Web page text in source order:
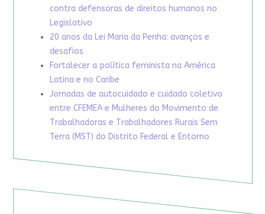
contra defensoras de direitos humanos no
Legislativo
20 anos da Lei Maria da Penha: avanços e
desafios
Fortalecer a política feminista na América
Latina e no Caribe
Jornadas de autocuidado e cuidado coletivo
entre CFEMEA e Mulheres do Movimento de
Trabalhadoras e Trabalhadores Rurais Sem
Terra (MST) do Distrito Federal e Entorno